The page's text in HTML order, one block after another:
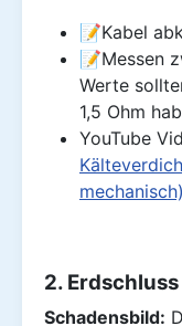
📝Kabel
📝Messen
Werte
1,5 Ohm
YouTube
2. Erdschluss
Schadensbild: